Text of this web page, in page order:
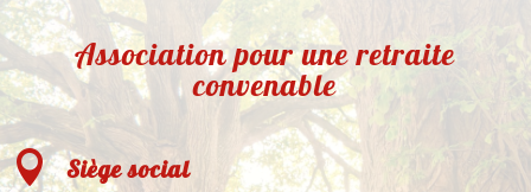
Association pour une retraite
convenable
 Siège social